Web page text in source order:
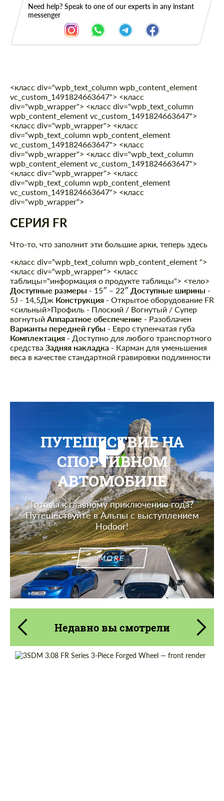
Need help? Speak to one of our experts in any instant
messenger
Описание
<класс div="wpb_text_column wpb_content_element
vc_custom_1491824663647"> <класс
div="wpb_wrapper"> <класс div="wpb_text_column
wpb_content_element vc_custom_1491824663647">
<класс div="wpb_wrapper"> <класс
div="wpb_text_column wpb_content_element
vc_custom_1491824663647"> <класс
div="wpb_wrapper"> <класс div="wpb_text_column
wpb_content_element vc_custom_1491824663647">
<класс div="wpb_wrapper"> <класс
div="wpb_text_column wpb_content_element
vc_custom_1491824663647"> <класс
div="wpb_wrapper">
СЕРИЯ FR
Что-то, что заполнит эти большие арки, теперь здесь
<класс div="wpb_text_column wpb_content_element ">
<класс div="wpb_wrapper"> <класс
таблицы="информация о продукте таблицы"> <тело>
Доступные размеры - 15″ – 22″ Доступные ширины -
5J - 14,5Дж Конструкция - Открытое оборудование FR
<сильный>Профиль - Плоский / Вогнутый / Супер
вогнутый Аппаратное обеспечение - Разоблачен
Варианты передней губы - Евро ступенчатая губа
Комплектация - Доступно для любого транспортного
средства Задняя накладка - Карман для уменьшения
веса в качестве стандартной гравировки подлинности
ПУТЕШЕСТВИЕ НА
СПОРТИВНОМ
АВТОМОБИЛЕ
Готовы к главному приключению года?
Путешествуйте в Альпы с выступлением
Hodoor!
MORE
Недавно вы смотрели